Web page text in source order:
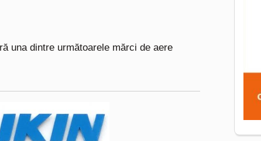
una dintre următoarele mărci de aere